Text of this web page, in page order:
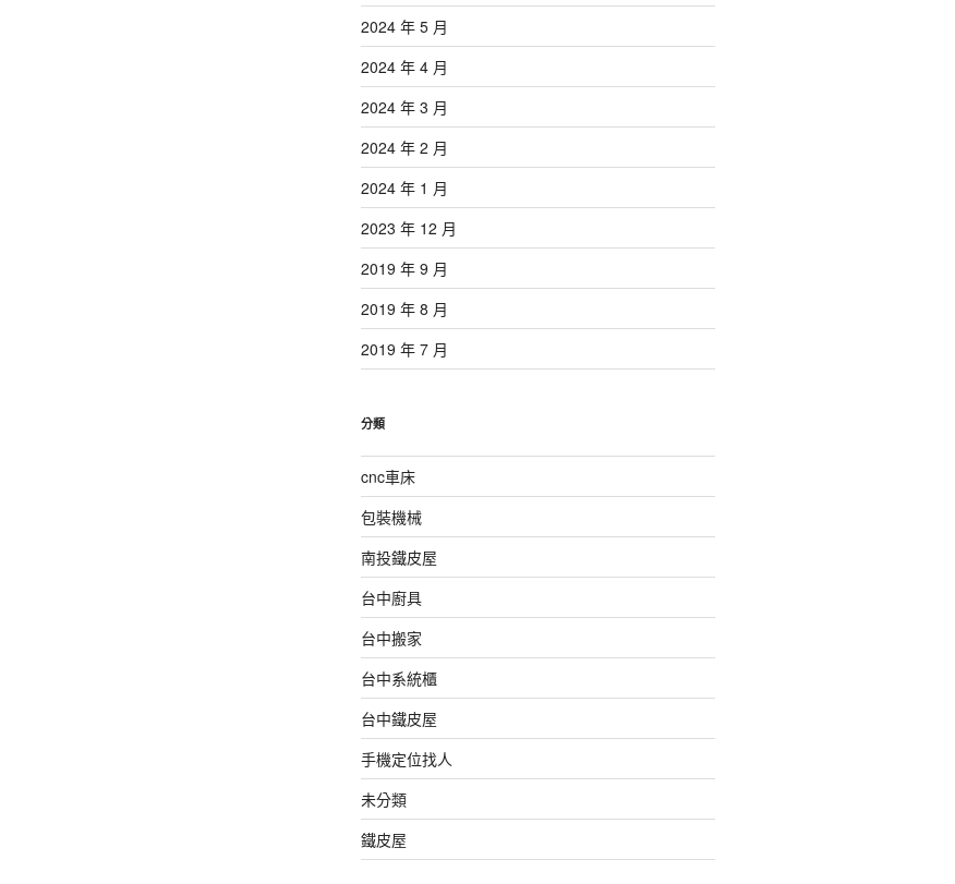
2024 年 5 月
2024 年 4 月
2024 年 3 月
2024 年 2 月
2024 年 1 月
2023 年 12 月
2019 年 9 月
2019 年 8 月
2019 年 7 月
分類
cnc車床
包裝機械
南投鐵皮屋
台中廚具
台中搬家
台中系統櫃
台中鐵皮屋
手機定位找人
未分類
鐵皮屋